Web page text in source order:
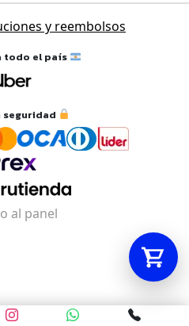
y reembolsos
todo el país
seguridad
al panel
está vacío.